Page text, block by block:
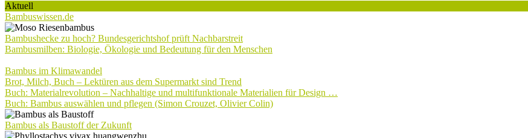
Aktuell
Bambuswissen.de
Bambushecke zu hoch? Bundesgerichtshof prüft Nachbarstreit
Bambusmilben: Biologie, Ökologie und Bedeutung für den Menschen
Bambus im Klimawandel
Brot, Milch, Buch – Lektüren aus dem Supermarkt sind Trend
Buch: Materialrevolution – Nachhaltige und multifunktionale Materialien für Design …
Buch: Bambus auswählen und pflegen (Simon Crouzet, Olivier Colin)
Bambus als Baustoff der Zukunft